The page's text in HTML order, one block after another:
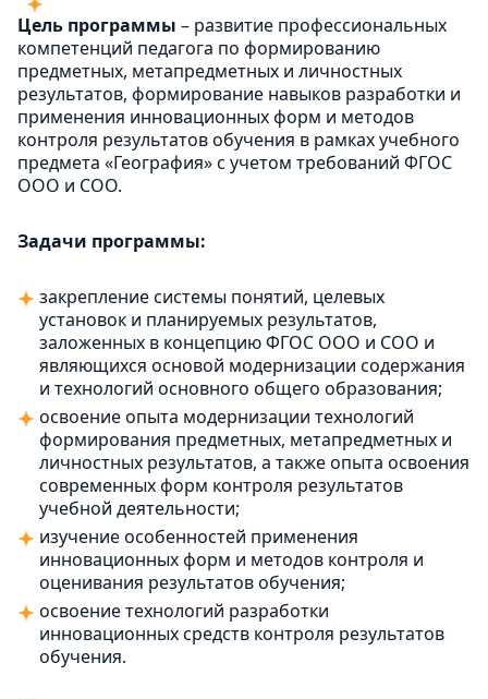
Цель программы – развитие профессиональных
компетенций педагога по формированию
предметных, метапредметных и личностных
результатов, формирование навыков разработки и
применения инновационных форм и методов
контроля результатов обучения в рамках учебного
предмета «География» с учетом требований ФГОС
ООО и СОО.
Задачи программы:
закрепление системы понятий, целевых
установок и планируемых результатов,
заложенных в концепцию ФГОС ООО и СОО и
являющихся основой модернизации содержания
и технологий основного общего образования;
освоение опыта модернизации технологий
формирования предметных, метапредметных и
личностных результатов, а также опыта освоения
современных форм контроля результатов
учебной деятельности;
изучение особенностей применения
инновационных форм и методов контроля и
оценивания результатов обучения;
освоение технологий разработки
инновационных средств контроля результатов
обучения.